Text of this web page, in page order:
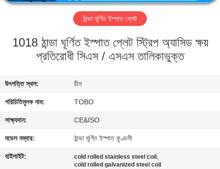
কারখানা
যোগাযোগ
করুন
খবর
ঠান্ডা ঘূর্ণিত ইস্পাত প্লেট
1018 ঠান্ডা ঘূর্ণিত ইস্পাত প্লেট স্ট্রিপ অ্যাসিড ক্ষয়
প্রতিরোধী সিএস / এসএস তালিকাভুক্ত
উৎপত্তি স্থল: চীন
পরিচিতিমুলক নাম: TOBO
সাক্ষ্যদান: CE&ISO
মডেল নম্বার: ঠান্ডা ঘূর্ণিত ইস্পাত কুণ্ডলী
হাইলাইট: cold rolled stainless steel coil ,
cold rolled galvanized steel coil